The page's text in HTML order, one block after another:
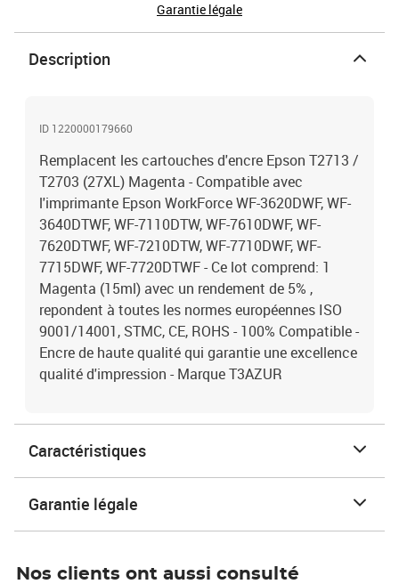
Garantie légale
Description
ID 1220000179660
Remplacent les cartouches d'encre Epson T2713 /
T2703 (27XL) Magenta - Compatible avec
l'imprimante Epson WorkForce WF-3620DWF, WF-
3640DTWF, WF-7110DTW, WF-7610DWF, WF-
7620DTWF, WF-7210DTW, WF-7710DWF, WF-
7715DWF, WF-7720DTWF - Ce lot comprend: 1
Magenta (15ml) avec un rendement de 5% ,
repondent à toutes les normes européennes ISO
9001/14001, STMC, CE, ROHS - 100% Compatible -
Encre de haute qualité qui garantie une excellence
qualité d'impression - Marque T3AZUR
Caractéristiques
Garantie légale
Nos clients ont aussi consulté